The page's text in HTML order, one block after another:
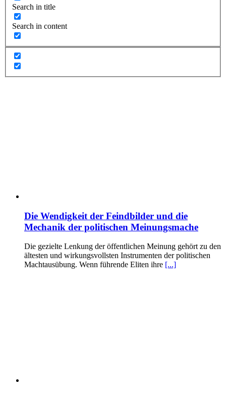
Search in title
Search in content
Die Wendigkeit der Feindbilder und die
Mechanik der politischen Meinungsmache
Die gezielte Lenkung der öffentlichen Meinung gehört zu den
ältesten und wirkungsvollsten Instrumenten der politischen
Machtausübung. Wenn führende Eliten ihre [...]